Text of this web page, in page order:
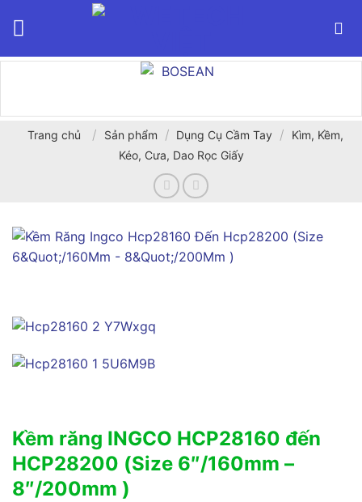
Trang chủ / Sản phẩm / Dụng Cụ Cầm Tay /
Kìm, Kềm,
Kéo, Cưa, Dao Rọc Giấy
Kềm răng INGCO HCP28160 đến
HCP28200 (Size 6″/160mm –
8″/200mm )